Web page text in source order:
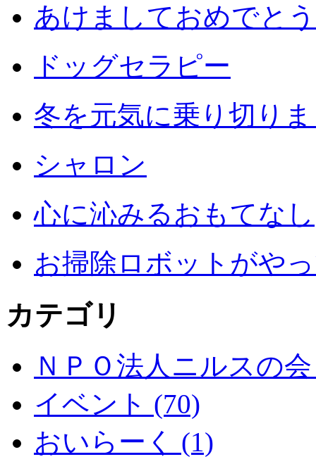
あけましておめでと
ドッグセラピー
冬を元気に乗り切り
シャロン
心に沁みるおもてなし
お掃除ロボットがや
カテゴリ
ＮＰＯ法人ニルスの
イベント (70)
おいらーく (1)